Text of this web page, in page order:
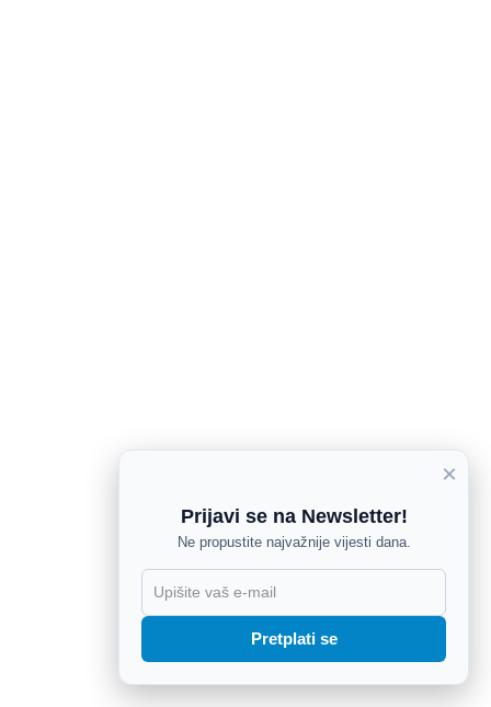
×
Prijavi se na Newsletter!
Ne propustite najvažnije vijesti dana.
Pretplati se